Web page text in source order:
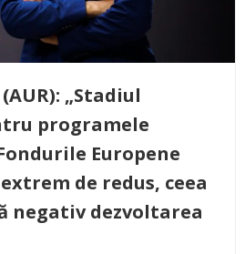
„Stadiul
programele
Europene
extrem de redus, ceea
negativ dezvoltarea